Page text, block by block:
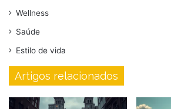
Wellness
Saúde
Estilo de vida
Artigos relacionados